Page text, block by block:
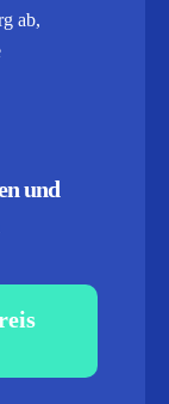
ab,
und